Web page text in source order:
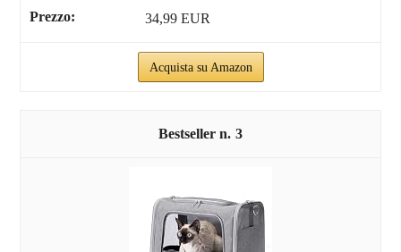
34,99 EUR
Acquista su Amazon
3